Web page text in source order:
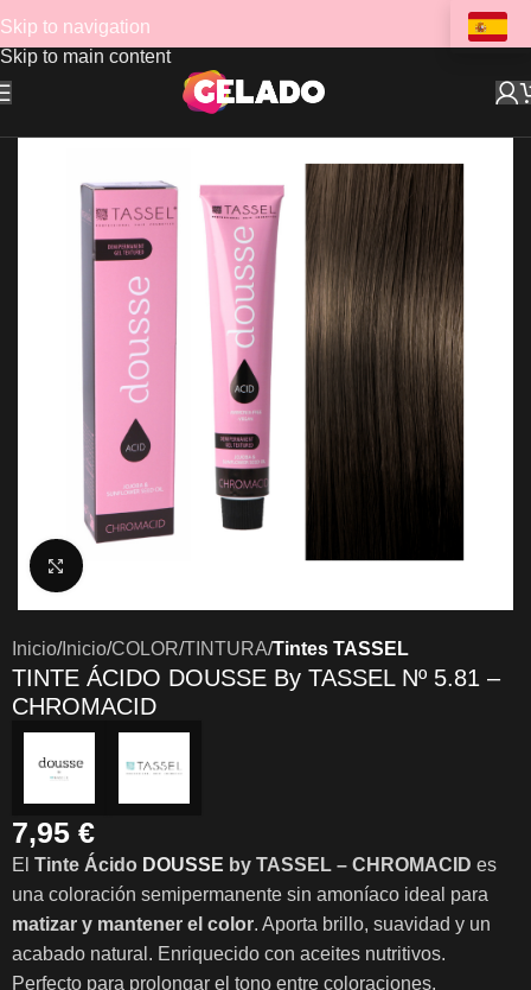
Skip to navigation
Skip to main content
Clic para ampliar
Inicio Inicio COLOR TINTURA Tintes TASSEL
TINTE ÁCIDO DOUSSE By TASSEL Nº 5.81 –
CHROMACID
7,95 €
El Tinte Ácido DOUSSE by TASSEL – CHROMACID es
una coloración semipermanente sin amoníaco ideal para
matizar y mantener el color. Aporta brillo, suavidad y un
acabado natural. Enriquecido con aceites nutritivos.
Perfecto para prolongar el tono entre coloraciones.